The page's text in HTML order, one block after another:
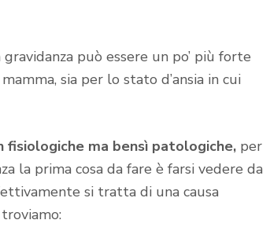
può essere un po’ più forte
sia per lo stato d’ansia in cui
fisiologiche ma bensì patologiche, per
la prima cosa da fare è farsi vedere da
si tratta di una causa